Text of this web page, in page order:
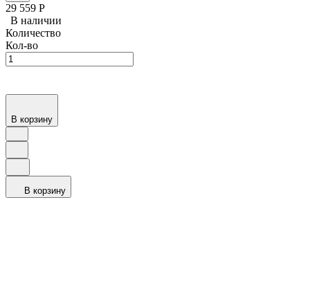
29 559 Р
В наличии
Количество
Кол-во
В корзину
В корзину